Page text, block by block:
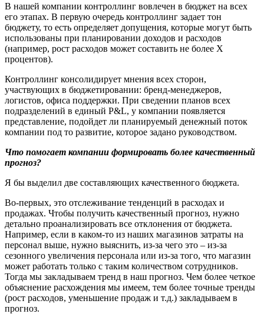
В нашей компании контроллинг вовлечен в бюджет на всех
его этапах. В первую очередь контроллинг задает тон
бюджету, то есть определяет допущения, которые могут быть
использованы при планировании доходов и расходов
(например, рост расходов может составить не более Х
процентов).
Контроллинг консолидирует мнения всех сторон,
участвующих в бюджетировании: бренд-менеджеров,
логистов, офиса поддержки. При сведении планов всех
подразделений в единый P&L, у компании появляется
представление, подойдет ли планируемый денежный поток
компании под то развитие, которое задано руководством.
Что помогает компании формировать более качественный
прогноз?
Я бы выделил две составляющих качественного бюджета.
Во-первых, это отслеживание тенденций в расходах и
продажах. Чтобы получить качественный прогноз, нужно
детально проанализировать все отклонения от бюджета.
Например, если в каком-то из наших магазинов затраты на
персонал выше, нужно выяснить, из-за чего это – из-за
сезонного увеличения персонала или из-за того, что магазин
может работать только с таким количеством сотрудников.
Тогда мы закладываем тренд в наш прогноз. Чем более четкое
объяснение расхождения мы имеем, тем более точные тренды
(рост расходов, уменьшение продаж и т.д.) закладываем в
прогноз.